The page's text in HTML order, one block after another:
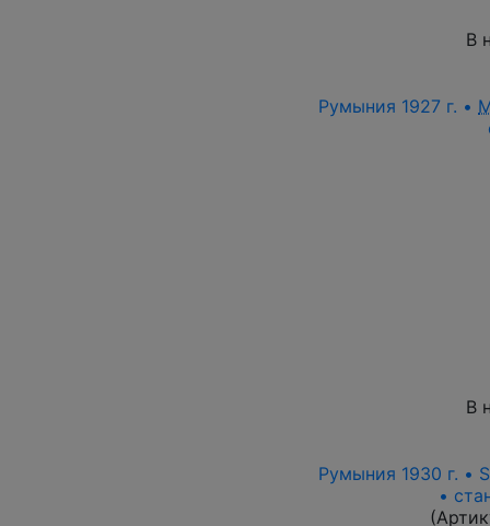
В
Румыния 1927 г. •
В
Румыния 1930 г. •
•